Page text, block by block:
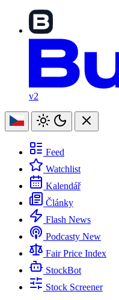
v2
Feed
Watchlist
Kalendář
Články
Flash News
Podcasty New
Fair Price Index
StockBot
Stock Screener